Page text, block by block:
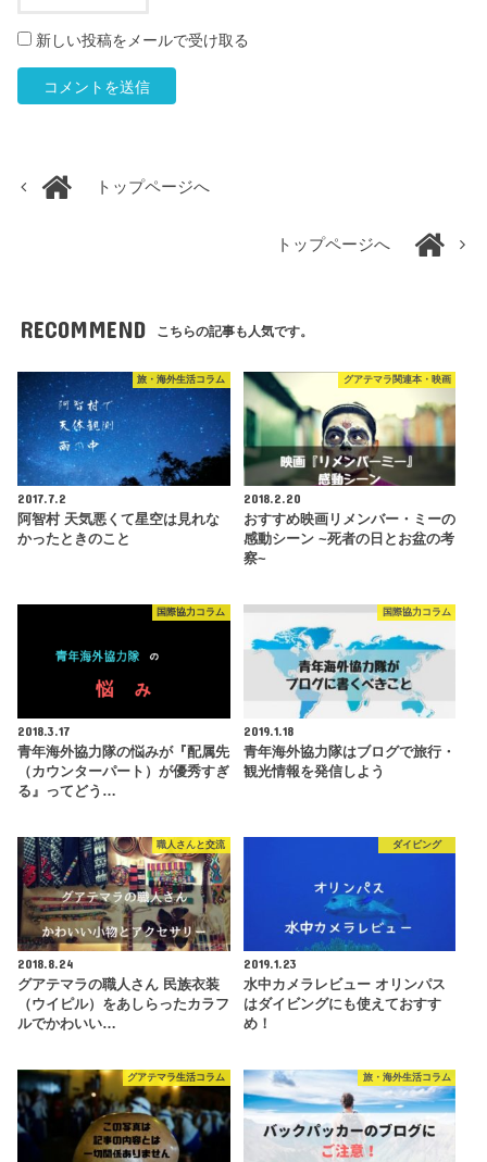
新しい投稿をメールで受け取る
トップページへ
トップページへ
RECOMMEND こちらの記事も人気です。
旅・海外生活コラム
2017.7.2
阿智村 天気悪くて星空は見れな
かったときのこと
グアテマラ関連本・映画
2018.2.20
おすすめ映画リメンバー・ミーの
感動シーン ~死者の日とお盆の考
察~
国際協力コラム
2018.3.17
青年海外協力隊の悩みが『配属先
（カウンターパート）が優秀すぎ
る』ってどう…
国際協力コラム
2019.1.18
青年海外協力隊はブログで旅行・
観光情報を発信しよう
職人さんと交流
2018.8.24
グアテマラの職人さん 民族衣装
（ウイピル）をあしらったカラフ
ルでかわいい…
ダイビング
2019.1.23
水中カメラレビュー オリンパス
はダイビングにも使えておすす
め！
グアテマラ生活コラム 旅・海外生活コラム